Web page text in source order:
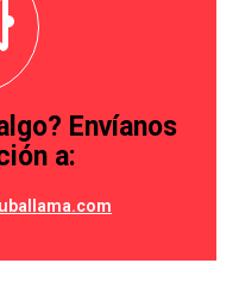
Envíanos
a: